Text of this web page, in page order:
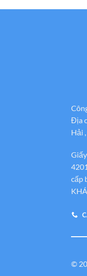
Địa
Hải
cấp
©